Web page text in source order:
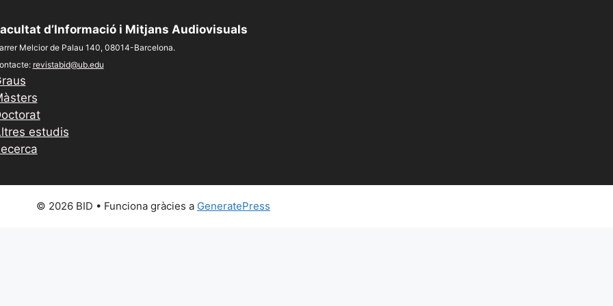
d’Informació i Mitjans Audiovisuals
Melcior de Palau 140, 08014-Barcelona.
revistabid@ub.edu
estudis
© 2026 BID • Funciona gràcies a GeneratePress